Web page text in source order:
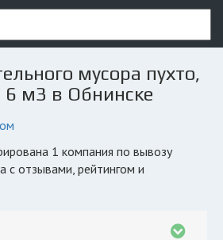
мусора пухто,
6 м3 в Обнинске
с отзывами, рейтингом и